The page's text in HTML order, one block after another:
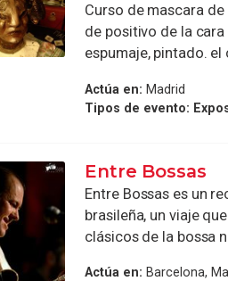
Curso de mascara
de positivo de la
espumaje, pintado.
Actúa en: Madrid
Tipos de evento:
Entre Bossas
Entre Bossas es un
brasileña, un viaje
clásicos de la bossa
Actúa en: Barcelona,